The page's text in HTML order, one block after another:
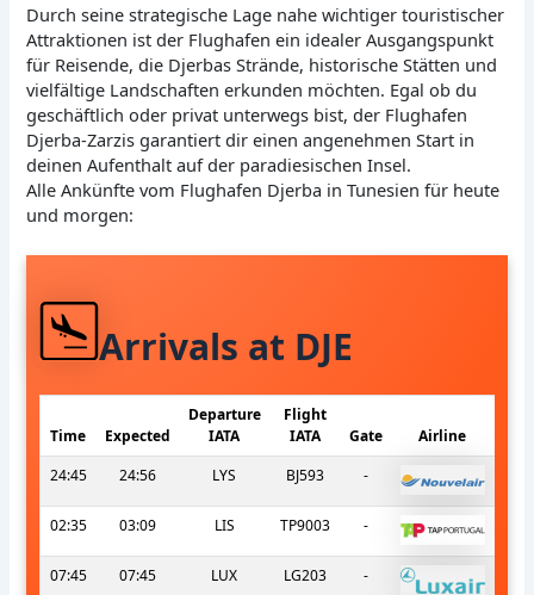
Durch seine strategische Lage nahe wichtiger touristischer
Attraktionen ist der Flughafen ein idealer Ausgangspunkt
für Reisende, die Djerbas Strände, historische Stätten und
vielfältige Landschaften erkunden möchten. Egal ob du
geschäftlich oder privat unterwegs bist, der Flughafen
Djerba-Zarzis garantiert dir einen angenehmen Start in
deinen Aufenthalt auf der paradiesischen Insel.
Alle Ankünfte vom Flughafen Djerba in Tunesien für heute
und morgen:
Arrivals at DJE
Time Expected
Departure
IATA
Flight
IATA
Gate
Airline
24:45
24:56 LYS BJ593 -
02:35 03:09 LIS TP9003 -
07:45 07:45 LUX LG203 -